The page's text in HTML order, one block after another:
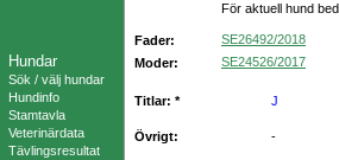
Hundar
Sök / välj hundar
Hundinfo
Stamtavla
Veterinärdata
Tävlingsresultat
För aktuell hund
Fader: SE26492/2018
Moder:
SE24526/2017
Titlar: * J
Övrigt: -